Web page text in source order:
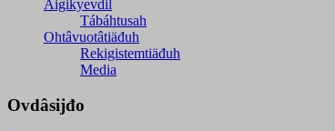
Äigikyevdil
Tábáhtusah
Ohtâvuotâtiäđuh
Rekigistemtiäđuh
Media
Ovdâsijđo